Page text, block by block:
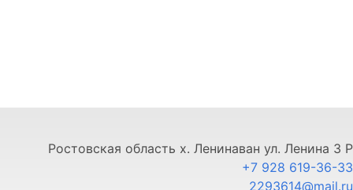
Ростовская область х. Ленинаван ул. Ленина 3 Р
+7 928 619-36-33
2293614@mail.ru